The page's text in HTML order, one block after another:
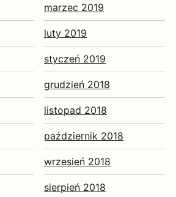
marzec 2019
luty 2019
styczeń 2019
grudzień 2018
listopad 2018
październik 2018
wrzesień 2018
sierpień 2018